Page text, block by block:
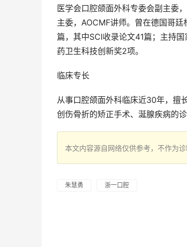
医学会口腔颌面外科专委会副主委
主委，AOCMF讲师。曾在德国哥
篇，其中SCI收录论文41篇；主持
药卫生科技创新奖2项。
临床专长
从事口腔颌面外科临床近30年，擅
创伤骨折的矫正手术、涎腺疾病的
本文内容源自网络仅供参考，不作为
朱慧勇 浙一口腔